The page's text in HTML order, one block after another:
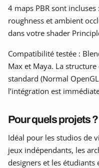
4 maps PBR sont
roughness et ambient
dans votre shader
Compatibilité testée :
Max et Maya. La
standard (Normal
l’intégration est
Pour quels projets ?
Idéal pour les studios de
jeux indépendants, les
designers et les étudiants